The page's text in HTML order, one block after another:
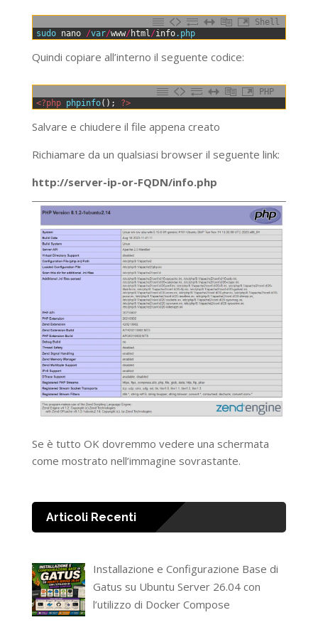
Shell
sudo nano /var/www/ html/info.php
Quindi copiare all’interno il seguente codice:
PHP
<?php phpinfo( ) ; ?>
Salvare e chiudere il file appena creato
Richiamare da un qualsiasi browser il seguente link:
http://server-ip-or-FQDN/info.php
Se è tutto OK dovremmo vedere una schermata
come mostrato nell’immagine sovrastante.
Articoli Recenti
Installazione e Configurazione Base di
Gatus su Ubuntu Server 26.04 con
l’utilizzo di Docker Compose